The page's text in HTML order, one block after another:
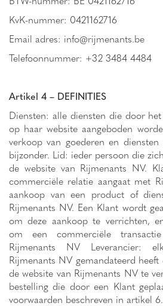
KvK-nummer: 0421162716
Email adres: info@rijmenants.be
Telefoonnummer: +32 3484 4484
Artikel 4 – DEFINITIES
Diensten: alle diensten die door
op haar website aangeboden
verkoop van goederen en
bijzonder. Lid: ieder persoon die
de website van Rijmenants NV.
commerciële relatie aangaat met
aankoop van een product of
Rijmenants NV. Een Klant wordt
om deze aankoop te verrichten,
om een commerciële
Rijmenants NV Leverancier:
Rijmenants NV gemandateerd
de website van Rijmenants NV te
bestelling die door een Klant
voorwaarden beschreven in artikel 6.